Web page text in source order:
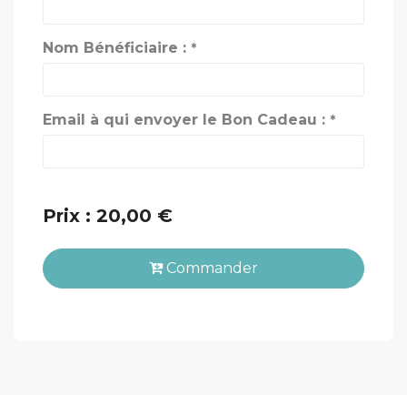
Nom Bénéficiaire : *
Email à qui envoyer le Bon Cadeau : *
Prix : 20,00 €
Commander